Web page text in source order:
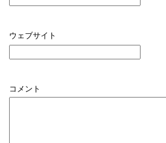
ウェブサイト
コメント